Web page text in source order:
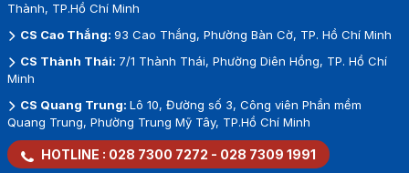
Thành, TP.Hồ Chí Minh
CS Cao Thắng: 93 Cao Thắng, Phường Bàn Cờ, TP. Hồ Chí Minh
CS Thành Thái: 7/1 Thành Thái, Phường Diên Hồng, TP. Hồ Chí
Minh
CS Quang Trung: Lô 10, Đường số 3, Công viên Phần mềm
Quang Trung, Phường Trung Mỹ Tây, TP.Hồ Chí Minh
HOTLINE : 028 7300 7272 - 028 7309 1991